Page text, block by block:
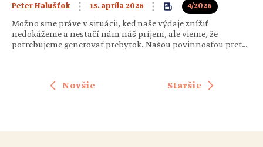
Peter Halušťok 15. apríla 2026 4/2026
Možno sme práve v situácii, keď naše výdaje znížiť
nedokážeme a nestačí nám náš príjem, ale vieme, že
potrebujeme generovať prebytok. Našou povinnosťou preto
Novšie
Staršie